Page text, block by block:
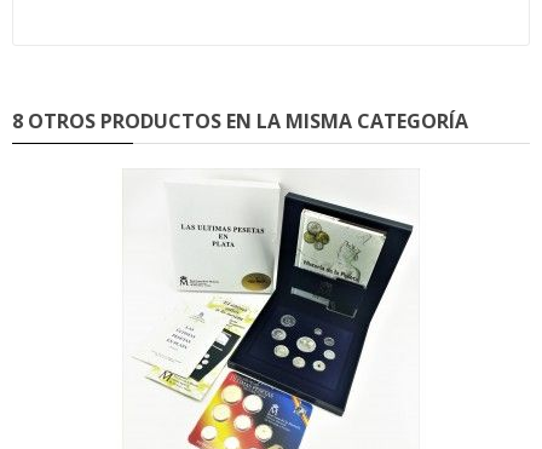
8 OTROS PRODUCTOS EN LA MISMA CATEGORÍA